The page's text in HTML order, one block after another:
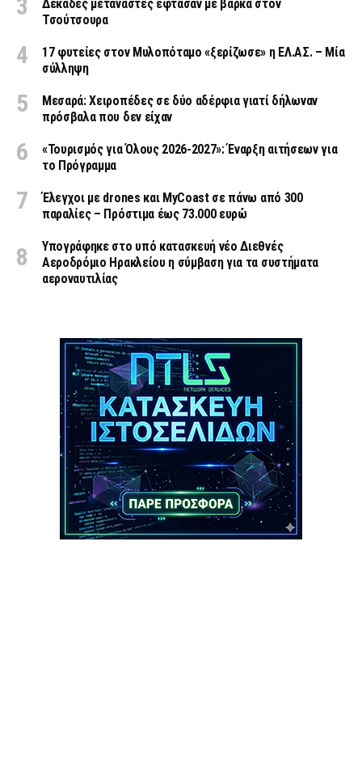
Δεκάδες μετανάστες έφτασαν με βάρκα στον
Τσούτσουρα
17 φυτείες στον Μυλοπόταμο «ξερίζωσε» η ΕΛ.ΑΣ. – Μία
σύλληψη
Μεσαρά: Χειροπέδες σε δύο αδέρφια γιατί δήλωναν
πρόσβαλα που δεν είχαν
«Τουρισμός για Όλους 2026-2027»: Έναρξη αιτήσεων για
το Πρόγραμμα
Έλεγχοι με drones και MyCoast σε πάνω από 300
παραλίες – Πρόστιμα έως 73.000 ευρώ
Υπογράφηκε στο υπό κατασκευή νέο Διεθνές
Αεροδρόμιο Ηρακλείου η σύμβαση για τα συστήματα
αεροναυτιλίας